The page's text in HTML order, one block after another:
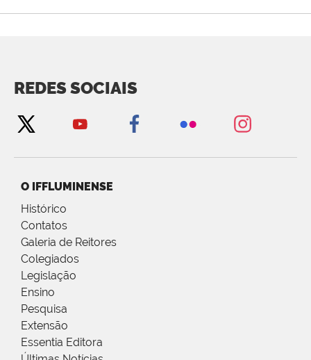
REDES SOCIAIS
O IFFLUMINENSE
Histórico
Contatos
Galeria de Reitores
Colegiados
Legislação
Ensino
Pesquisa
Extensão
Essentia Editora